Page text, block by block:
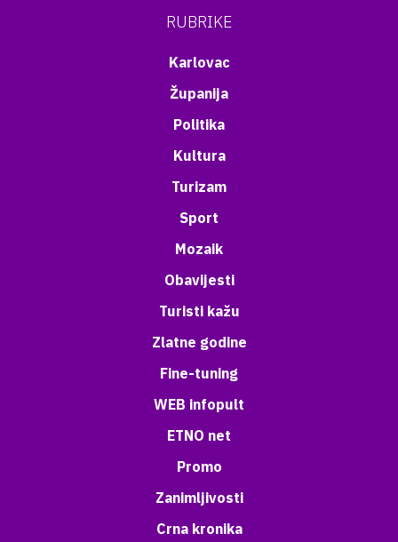
RUBRIKE
Karlovac
Županija
Politika
Kultura
Turizam
Sport
Mozaik
Obavijesti
Turisti kažu
Zlatne godine
Fine-tuning
WEB infopult
ETNO net
Promo
Zanimljivosti
Crna kronika